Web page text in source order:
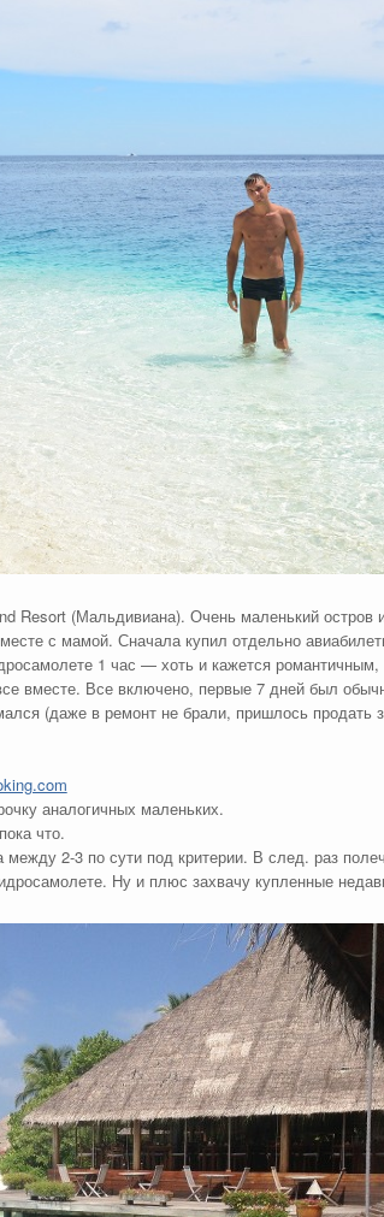
Resort (Мальдивиана). Очень маленький остров
с мамой. Сначала купил отдельно
1 час — хоть и кажется
вместе. Все включено, первые 7 дней был
(даже в ремонт не брали, пришлось продать
аналогичных маленьких.
что.
2-3 по сути под критерии. В след. раз
Ну и плюс захвачу купленные